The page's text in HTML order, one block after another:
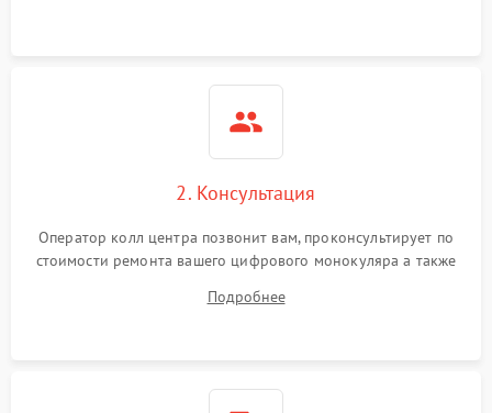
2000 ₽
Проблемы с заземлением 1000 ₽
Повреждение печатной
платы
2800 ₽
2. Консультация
Оператор колл центра позвонит вам, проконсультирует по
стоимости ремонта вашего цифрового монокуляра а также
Подробнее